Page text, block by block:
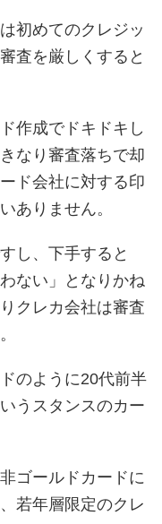
初めてのクレジッ
査を厳しくすると
作成でドキドキし
なり審査落ちで却
ド会社に対する印
ありません。
し、下手すると
ない」となりかね
クレカ会社は審査
のように20代前半
うスタンスのカー
ゴールドカードに
若年層限定のクレ